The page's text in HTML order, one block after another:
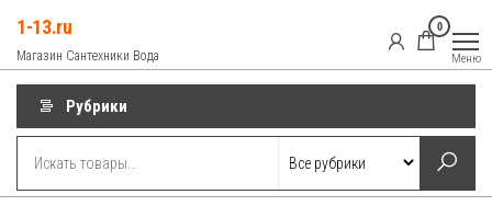
содержимому
1-13.ru
Магазин Сантехники Вода
0
Меню
Рубрики